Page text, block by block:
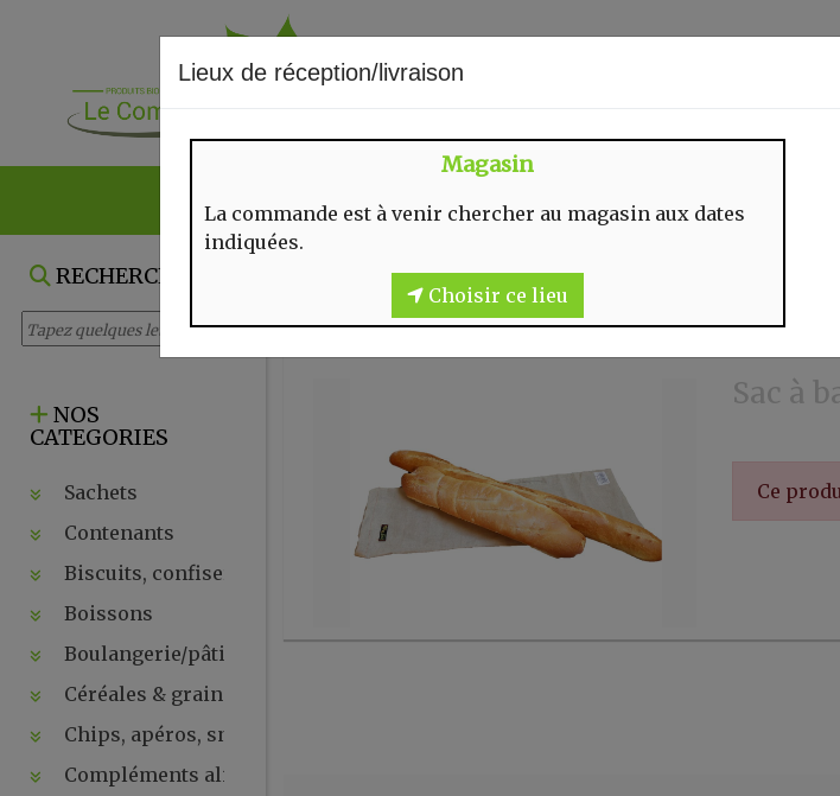
NOS VENTES DU MOMENT CONTACT
RECHERCHE
NOS
CATEGORIES
Sachets
Contenants
Biscuits, confiseries, chocolats, snacks
Boissons
Boulangerie/pâtisseries
Céréales & graines
Chips, apéros, snacks, crackers ...
Compléments alimentaires & plantes
Lieux de réception/livraison
Magasin
La commande est à venir chercher au magasin aux dates
indiquées.
Choisir ce lieu
Sac à
Ce